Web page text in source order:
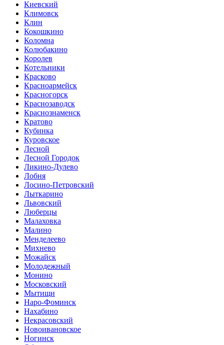
Киевский
Климовск
Клин
Кокошкино
Коломна
Колюбакино
Королев
Котельники
Красково
Красноармейск
Красногорск
Краснозаводск
Краснознаменск
Кратово
Кубинка
Куровское
Лесной
Лесной Городок
Ликино-Дулево
Лобня
Лосино-Петровский
Лыткарино
Львовский
Люберцы
Малаховка
Малино
Менделеево
Михнево
Можайск
Молодежный
Монино
Московский
Мытищи
Наро-Фоминск
Нахабино
Некрасовский
Новоивановское
Ногинск